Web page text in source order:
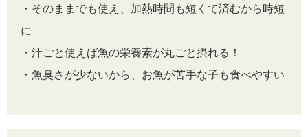
・そのままでも使え、加熱時間も短くて済むから時短
に
・汁ごと使えば魚の栄養素が丸ごと摂れる！
・魚臭さが少ないから、お魚が苦手な子も食べやすい